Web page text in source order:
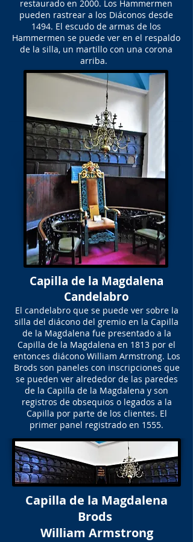
restaurado en 2000. Los Hammermen
pueden rastrear a los Diáconos desde
1494. El escudo de armas de los
Hammermen se puede ver en el respaldo
de la silla, un martillo con una corona
arriba.
Capilla de la Magdalena
Candelabro
El candelabro que se puede ver sobre la
silla del diácono del gremio en la Capilla
de la Magdalena fue presentado a la
Capilla de la Magdalena en 1813 por el
entonces diácono William Armstrong. Los
Brods son paneles con inscripciones que
se pueden ver alrededor de las paredes
de la Capilla de la Magdalena y son
registros de obsequios o legados a la
Capilla por parte de los clientes. El
primer panel registrado en 1555.
Capilla de la Magdalena
Brods
William Armstrong